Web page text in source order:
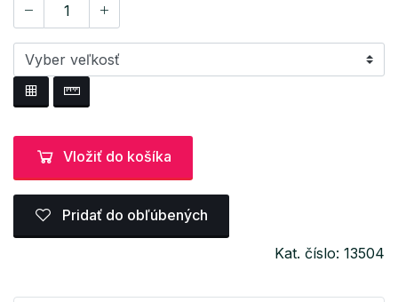
Vložiť do košíka
Pridať do obľúbených
Kat. číslo: 13504